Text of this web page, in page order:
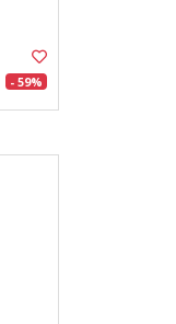
- 59%